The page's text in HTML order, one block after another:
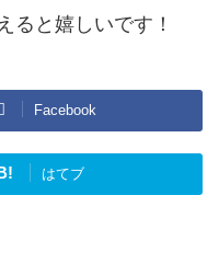
ると嬉しいです！
Facebook
はてブ